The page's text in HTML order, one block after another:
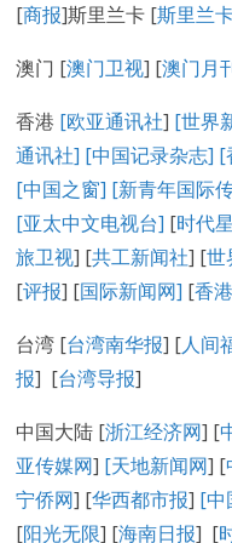
[商报]斯里兰卡 [斯里兰
澳门 [澳门卫视] [澳门月
香港 [欧亚通讯社] [世界
通讯社] [中国记录杂志] [
[中国之窗] [新青年国际
[亚太中文电视台] [时代
旅卫视] [共工新闻社] [世
[评报] [国际新闻网] [香
台湾 [台湾南华报] [人间
报] [台湾导报]
中国大陆 [浙江经济网] [
亚传媒网] [天地新闻网] [
宁侨网] [华西都市报] [中
[阳光无限] [海南日报] [